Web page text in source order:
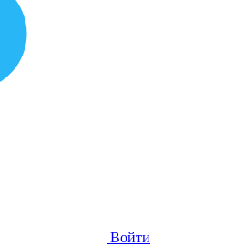
Войти